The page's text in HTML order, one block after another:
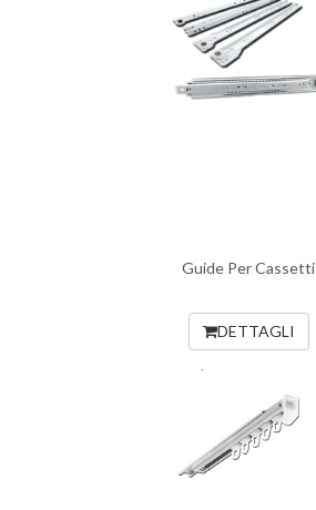
Guide Per Cassetti
DETTAGLI